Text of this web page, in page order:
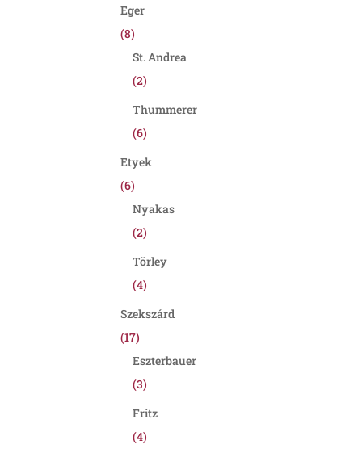
Eger
(8)
St. Andrea
(2)
Thummerer
(6)
Etyek
(6)
Nyakas
(2)
Törley
(4)
Szekszárd
(17)
Eszterbauer
(3)
Fritz
(4)